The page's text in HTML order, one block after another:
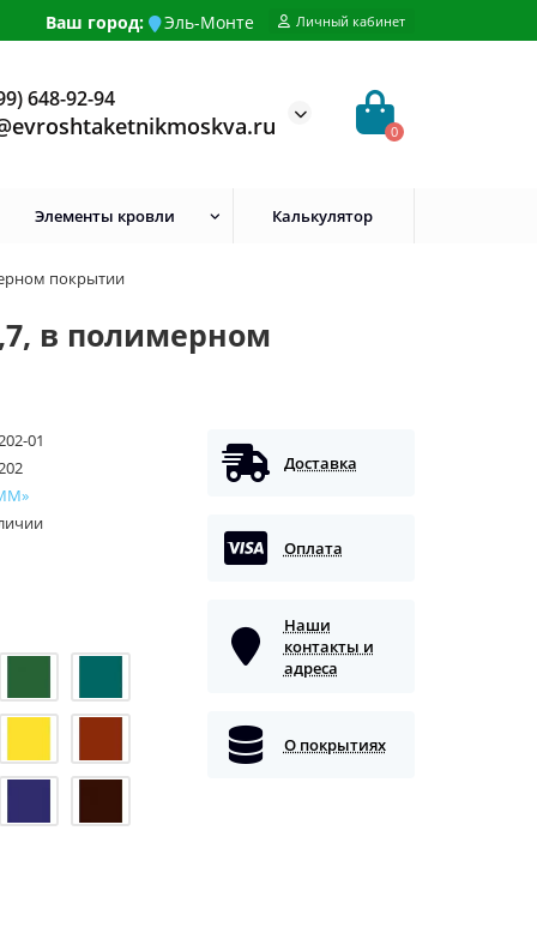
Ваш город: Эль-Монте Личный кабинет
648-92-94
0
Элементы кровли Калькулятор
покрытии
в полимерном
01
Доставка
Оплата
Наши
контакты и
адреса
О покрытиях